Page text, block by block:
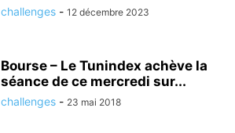
challenges - 12 décembre 2023
Bourse – Le Tunindex achève la
séance de ce mercredi sur...
challenges - 23 mai 2018